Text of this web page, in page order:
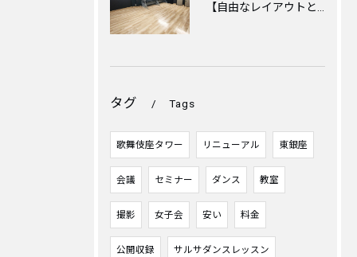
タグ Tags
歌舞伎座タワー リニューアル 東銀座
会議 セミナー ダンス 教室
撮影 女子会 安い 料金
公開収録 サルサダンスレッスン